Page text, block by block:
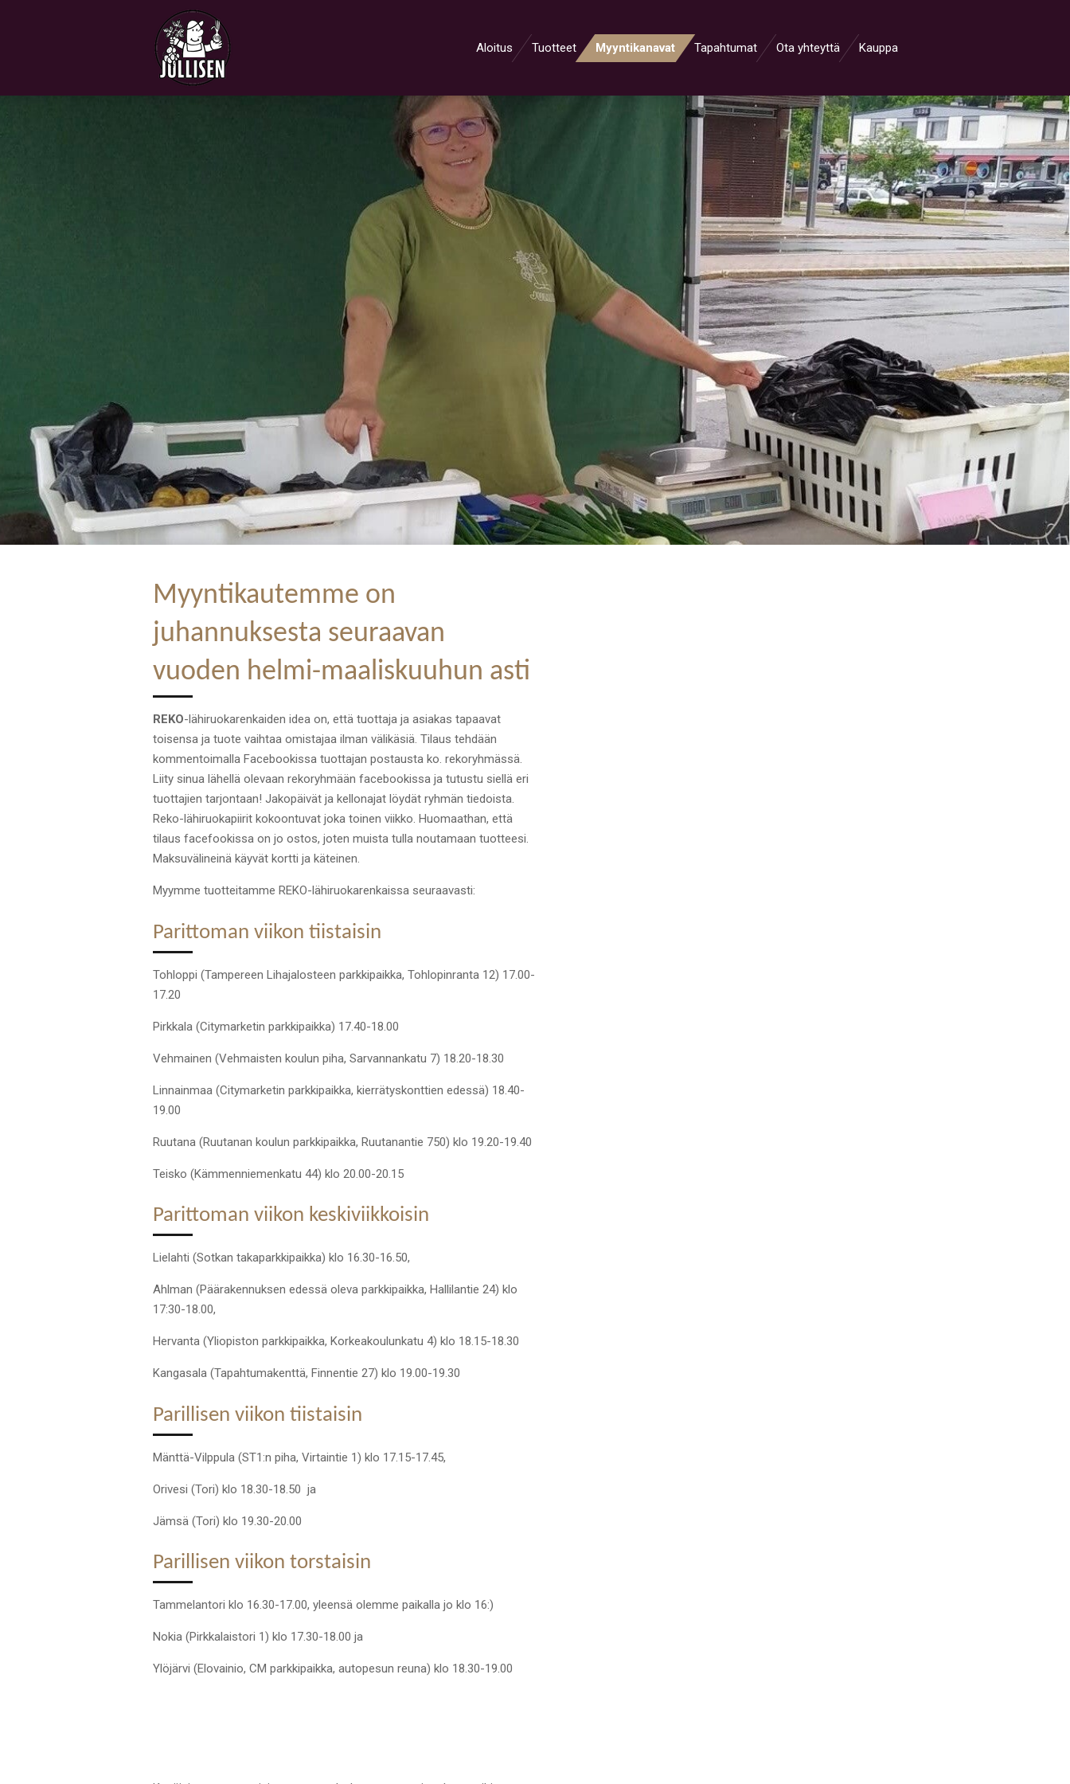
Aloitus Tuotteet Myyntikanavat Tapahtumat Ota yhteyttä Kauppa
Myyntikautemme on
juhannuksesta seuraavan
vuoden helmi-maaliskuuhun asti
REKO-lähiruokarenkaiden idea on, että tuottaja ja asiakas tapaavat
toisensa ja tuote vaihtaa omistajaa ilman välikäsiä. Tilaus tehdään
kommentoimalla Facebookissa tuottajan postausta ko. rekoryhmässä.
Liity sinua lähellä olevaan rekoryhmään facebookissa ja tutustu siellä eri
tuottajien tarjontaan! Jakopäivät ja kellonajat löydät ryhmän tiedoista.
Reko-lähiruokapiirit kokoontuvat joka toinen viikko. Huomaathan, että
tilaus facefookissa on jo ostos, joten muista tulla noutamaan tuotteesi.
Maksuvälineinä käyvät kortti ja käteinen.
Myymme tuotteitamme REKO-lähiruokarenkaissa seuraavasti:
Parittoman viikon tiistaisin
Tohloppi (Tampereen Lihajalosteen parkkipaikka, Tohlopinranta 12) 17.00-
17.20
Pirkkala (Citymarketin parkkipaikka) 17.40-18.00
Vehmainen (Vehmaisten koulun piha, Sarvannankatu 7) 18.20-18.30
Linnainmaa (Citymarketin parkkipaikka, kierrätyskonttien edessä) 18.40-
19.00
Ruutana (Ruutanan koulun parkkipaikka, Ruutanantie 750) klo 19.20-19.40
Teisko (Kämmenniemenkatu 44) klo 20.00-20.15
Parittoman viikon keskiviikkoisin
Lielahti (Sotkan takaparkkipaikka) klo 16.30-16.50,
Ahlman (Päärakennuksen edessä oleva parkkipaikka, Hallilantie 24) klo
17:30-18.00,
Hervanta (Yliopiston parkkipaikka, Korkeakoulunkatu 4) klo 18.15-18.30
Kangasala (Tapahtumakenttä, Finnentie 27) klo 19.00-19.30
Parillisen viikon tiistaisin
Mänttä-Vilppula (ST1:n piha, Virtaintie 1) klo 17.15-17.45,
Orivesi (Tori) klo 18.30-18.50 ja
Jämsä (Tori) klo 19.30-20.00
Parillisen viikon torstaisin
Tammelantori klo 16.30-17.00, yleensä olemme paikalla jo klo 16:)
Nokia (Pirkkalaistori 1) klo 17.30-18.00 ja
Ylöjärvi (Elovainio, CM parkkipaikka, autopesun reuna) klo 18.30-19.00